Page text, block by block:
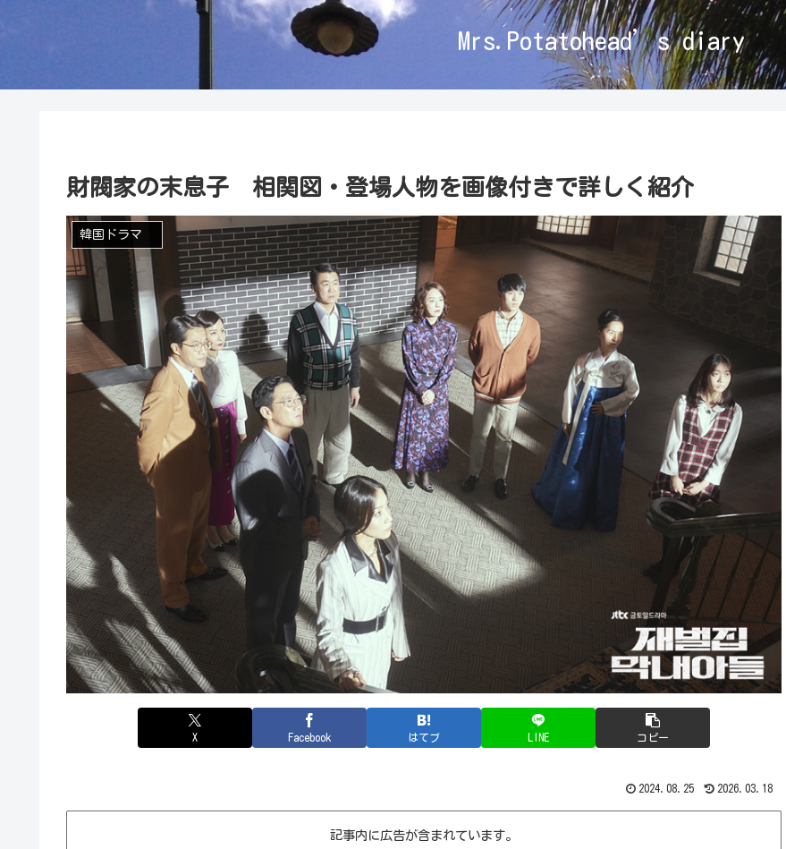
Mrs.Potatohead’s diary
財閥家の末息子 相関図・登場人物を画像付きで詳しく紹介
韓国ドラマ
X Facebook はてブ LINE コピー
2024.08.25 2026.03.18
記事内に広告が含まれています。